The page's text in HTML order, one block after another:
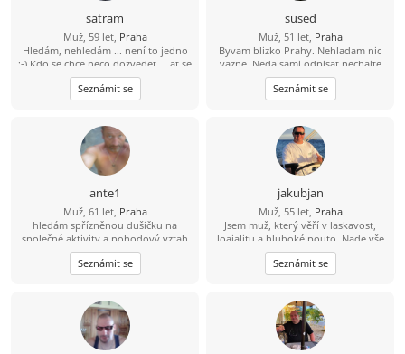
satram
Muž, 59 let, Praha
Hledám, nehledám ... není to jedno
;-) Kdo se chce neco dozvedet ... at se
zepta.
Seznámit se
sused
Muž, 51 let, Praha
Byvam blizko Prahy. Nehladam nic
vazne. Neda sami odpisat nechajte
kontakt.
Seznámit se
ante1
Muž, 61 let, Praha
hledám spřízněnou dušičku na
společné aktivity a pohodový vztah
Seznámit se
jakubjan
Muž, 55 let, Praha
Jsem muž, který věří v laskavost,
loajalitu a hluboké pouto. Nade vše
si cením upřímnosti a sním o tom, že
budu sdílet jednoduché a krásné
životní okamžiky s někým, kdo se v
Seznámit se